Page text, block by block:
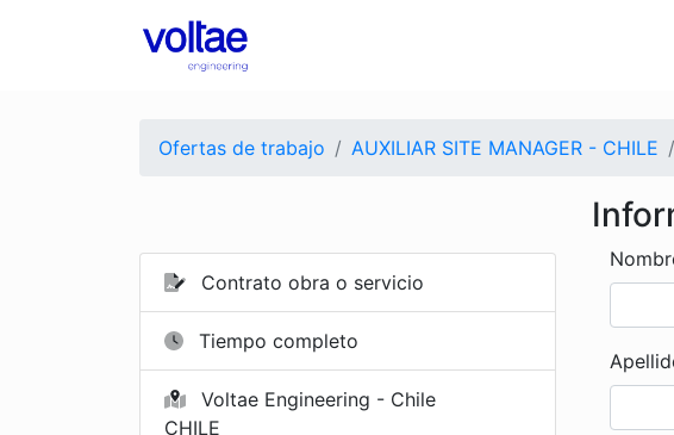
Ofertas de trabajo AUXILIAR SITE MANAGER - CHILE
Contrato obra o servicio
Tiempo completo
Voltae Engineering - Chile
CHILE